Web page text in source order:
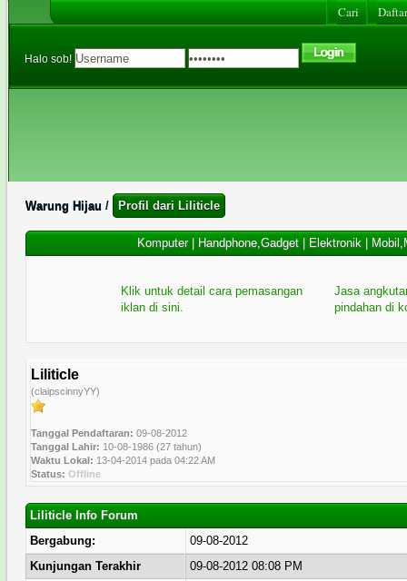
Cari
Halo sob!
Warung Hijau / Profil dari Liliticle
Komputer| Handphone,Gadget| Elektronik|
Klik untuk detail cara pemasangan
iklan di sini.
Jasa
pindahan di
Liliticle
(claipscinnyYY)
Tanggal Pendaftaran: 09-08-2012
Tanggal Lahir: 10-08-1986 (27 tahun)
Waktu Lokal: 13-04-2014 pada 04:22 AM
Status: Offline
Liliticle Info Forum
Bergabung:
09-08-2012
Kunjungan Terakhir
09-08-2012 08:08 PM